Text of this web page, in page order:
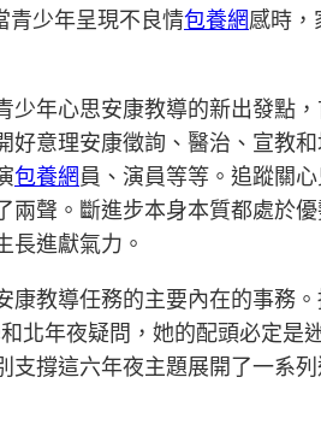
青少年呈現不良情包養網感時，
年心思安康教導的新出發點
好意理安康徵詢、醫治、宣教
包養網員、演員等等。追蹤關
兩聲。斷進步本身本質都處於
長進獻氣力。
康教導任務的主要內在的事務
北年夜疑問，她的配頭必定是
撐這六年夜主題展開了一系列